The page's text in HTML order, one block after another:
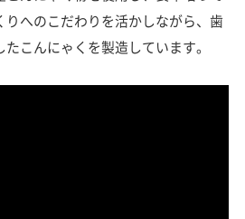
りへのこだわりを活かしながら、歯
こんにゃくを製造しています。